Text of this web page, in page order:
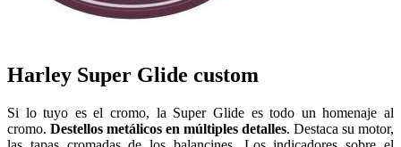
Harley Super Glide custom
Si lo tuyo es el cromo, la Super Glide es todo un homenaje al
cromo. Destellos metálicos en múltiples detalles. Destaca su motor,